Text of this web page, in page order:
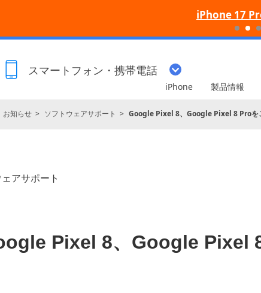
iPhone 17
スマートフォン・携帯電話
iPhone 製品情報
お知らせ ソフトウェアサポート Google Pixel 8、Google Pixel 8 Proを
アサポート
Pixel 8、Google Pixel